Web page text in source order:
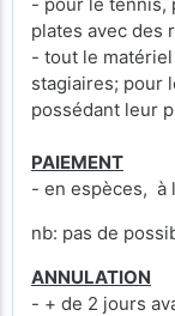
plates avec des
- tout le
stagiaires; pour
possédant leur
PAIEMENT
- en espèces, à
nb: pas de
ANNULATION
- + de 2 jours